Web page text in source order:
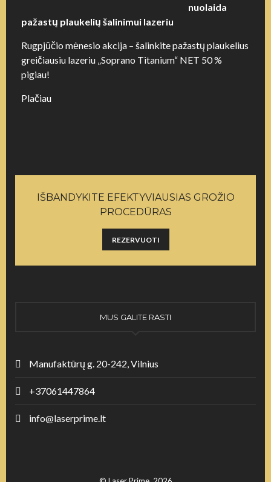
nuolaida
pažastų plaukelių šalinimui lazeriu
Rugpjūčio mėnesio akcija – šalinkite pažastų plaukelius
greičiausiu lazeriu „Soprano Titanium“ NET 50 %
pigiau!
Plačiau
IŠBANDYKITE EFEKTYVIAUSIAS GROŽIO
PROCEDŪRAS
REZERVUOTI
MUS GALITE RASTI
Manufaktūrų g. 20-242, Vilnius
+37061447864
info@laserprime.lt